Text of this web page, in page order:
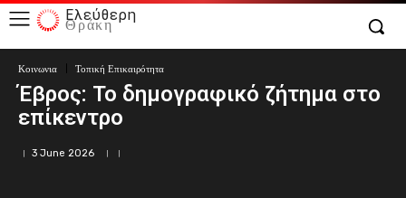
Ελεύθερη
Θράκη
Κοινωνια Τοπική Επικαιρότητα
Έβρος: Το δημογραφικό ζήτημα στο
επίκεντρο
3 June 2026